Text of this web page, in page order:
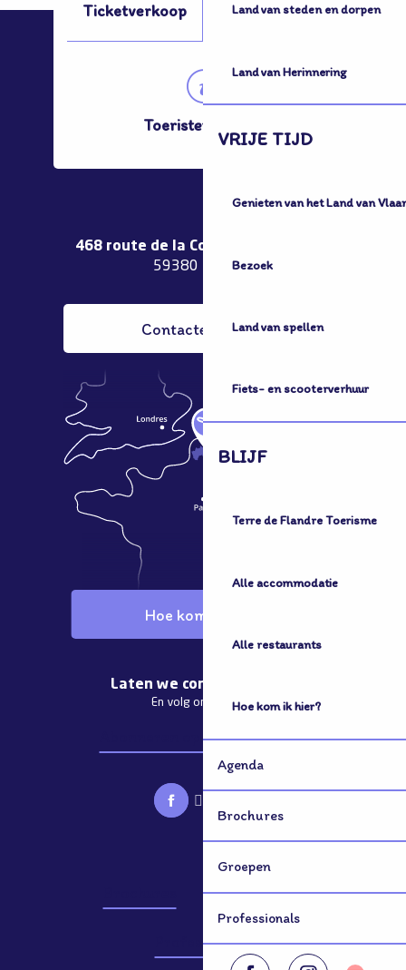
Land van steden en dorpen
Land van Herinnering
VRIJE TIJD
Genieten van het Land van
Bezoek
Land van spellen
Fiets- en scooterverhuur
BLIJF
Terre de Flandre Toerisme
Alle accommodatie
Alle restaurants
Hoe kom ik hier?
Agenda
Brochures
Groepen
Professionals
Ticketverkoop Hoe kom ik hier?
Toeristenbureau
468 route de la Couronne de Bierne
59380 Bergues
Contacteer ons
Hoe kom ik hier?
Laten we contact houden
En volg ons nieuws
Abonneren op de nieuwsbrief
Groepen
Professionals